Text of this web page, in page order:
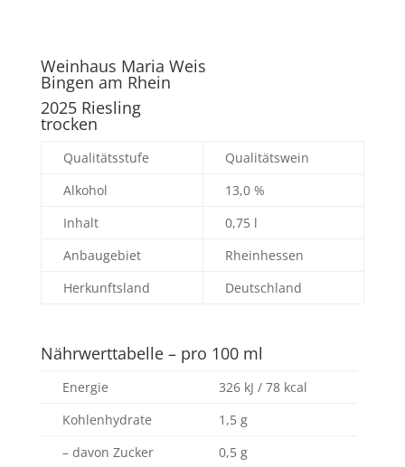
Weinhaus Maria Weis
Bingen am Rhein
2025 Riesling
trocken
Qualitätsstufe
Qualitätswein
Alkohol
13,0 %
Inhalt
0,75 l
Anbaugebiet
Rheinhessen
Herkunftsland
Deutschland
Nährwerttabelle – pro 100 ml
Energie
326 kJ / 78 kcal
Kohlenhydrate
1,5 g
– davon Zucker
0,5 g